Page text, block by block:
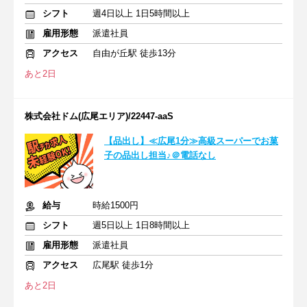
シフト
週4日以上 1日5時間以上
雇用形態
派遣社員
アクセス
自由が丘駅 徒歩13分
あと2日
株式会社ドム(広尾エリア)/22447-aaS
【品出し】≪広尾1分≫高級スーパーでお菓
子の品出し担当♪＠電話なし
給与
時給1500円
シフト
週5日以上 1日8時間以上
雇用形態
派遣社員
アクセス
広尾駅 徒歩1分
あと2日